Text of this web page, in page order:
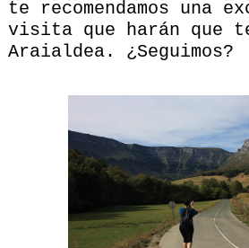
te recomendamos una
visita que harán que te
Araialdea. ¿Seguimos?